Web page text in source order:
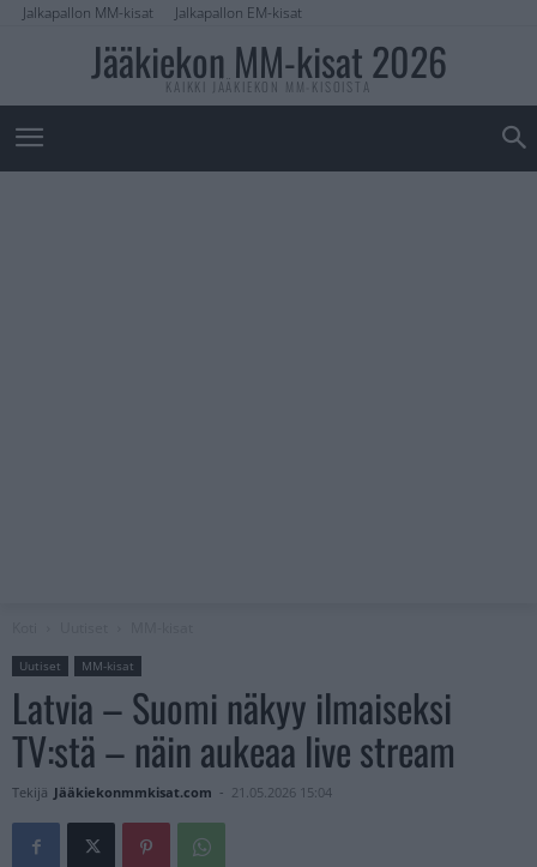
Jalkapallon MM-kisat Jalkapallon EM-kisat
Jääkiekon MM-kisat 2026
KAIKKI JÄÄKIEKON MM-KISOISTA
Uutiset MM-kisat
Latvia – Suomi näkyy ilmaiseksi
TV:stä – näin aukeaa live stream
Tekijä Jääkiekonmmkisat.com - 21.05.2026 15:04